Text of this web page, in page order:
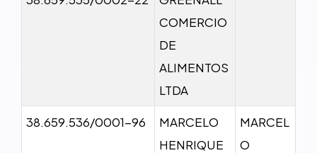
COMERCIO
DE
ALIMENTOS
LTDA
38.659.536/0001-96
MARCELO
HENRIQUE
MARCEL
O